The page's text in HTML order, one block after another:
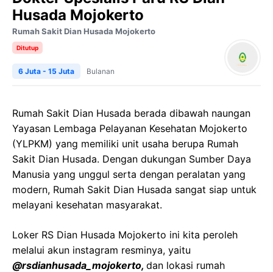
Husada Mojokerto
Rumah Sakit Dian Husada Mojokerto
Ditutup
6 Juta - 15 Juta Bulanan
Rumah Sakit Dian Husada berada dibawah naungan
Yayasan Lembaga Pelayanan Kesehatan Mojokerto
(YLPKM) yang memiliki unit usaha berupa Rumah
Sakit Dian Husada. Dengan dukungan Sumber Daya
Manusia yang unggul serta dengan peralatan yang
modern, Rumah Sakit Dian Husada sangat siap untuk
melayani kesehatan masyarakat.
Loker RS Dian Husada Mojokerto ini kita peroleh
melalui akun instagram resminya, yaitu
@rsdianhusada_mojokerto, dan lokasi rumah